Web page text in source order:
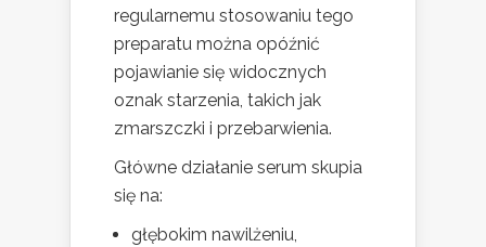
regularnemu stosowaniu tego
preparatu można opóźnić
pojawianie się widocznych
oznak starzenia, takich jak
zmarszczki i przebarwienia.
Główne działanie serum skupia
się na:
głębokim nawilżeniu,